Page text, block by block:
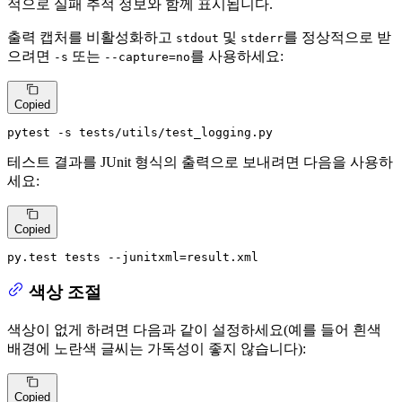
적으로 실패 추적 정보와 함께 표시됩니다.
출력 캡처를 비활성화하고 stdout 및 stderr를 정상적으로 받
으려면 -s 또는 --capture=no를 사용하세요:
Copied
pytest -s tests/utils/test_logging.py
테스트 결과를 JUnit 형식의 출력으로 보내려면 다음을 사용하
세요:
Copied
py.test tests --junitxml=result.xml
색상 조절
색상이 없게 하려면 다음과 같이 설정하세요(예를 들어 흰색
배경에 노란색 글씨는 가독성이 좋지 않습니다):
Copied